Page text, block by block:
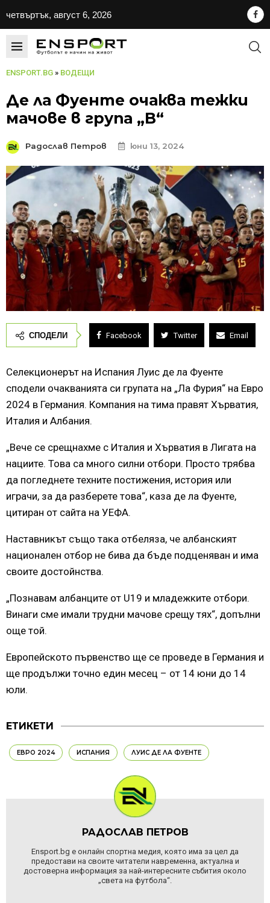
четвъртък, август 6, 2026
ENSPORT.BG » ВОДЕЩИ
Де ла Фуенте очаква тежки
мачове в група „B“
Радослав Петров юни 13, 2024
СПОДЕЛИ Facebook Twitter Email
Селекционерът на Испания Луис де ла Фуенте
сподели очакванията си групата на „Ла Фурия“ на Евро
2024 в Германия. Компания на тима правят Хърватия,
Италия и Албания.
„Вече се срещнахме с Италия и Хърватия в Лигата на
нациите. Това са много силни отбори. Просто трябва
да погледнете техните постижения, история или
играчи, за да разберете това“, каза де ла Фуенте,
цитиран от сайта на УЕФА.
Наставникът също така отбеляза, че албанският
национален отбор не бива да бъде подценяван и има
своите достойнства.
„Познавам албанците от U19 и младежките отбори.
Винаги сме имали трудни мачове срещу тях“, допълни
още той.
Европейското първенство ще се проведе в Германия и
ще продължи точно един месец – от 14 юни до 14
юли.
ЕТИКЕТИ
ЕВРО 2024 ИСПАНИЯ ЛУИС ДЕ ЛА ФУЕНТЕ
РАДОСЛАВ ПЕТРОВ
Ensport.bg е онлайн спортна медия, която има за цел да
предостави на своите читатели навременна, актуална и
достоверна информация за най-интересните събития около
„света на футбола“.